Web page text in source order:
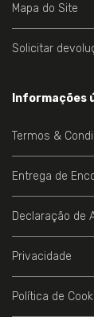
Mapa do Site
Solicitar
Informações
Termos &
Entrega de
Declaração de
Privacidade
Política de